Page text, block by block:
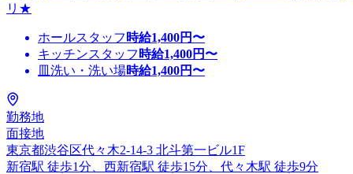
リ★
ホールスタッフ 時給1,400円〜
キッチンスタッフ 時給1,400円〜
皿洗い・洗い場時給1,400円〜
勤務地
面接地
東京都渋谷区代々木2-14-3 北斗第一ビル1F
新宿駅 徒歩1分、西新宿駅 徒歩15分、代々木駅 徒歩9分